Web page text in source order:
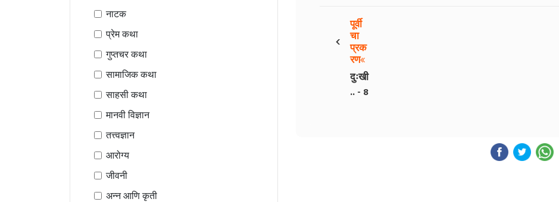
नाटक
प्रेम कथा
गुप्तचर कथा
सामाजिक कथा
साहसी कथा
मानवी विज्ञान
तत्त्वज्ञान
आरोग्य
जीवनी
अन्न आणि कृती
‹
पूर्वी
चा
प्रक
रण
दुःखी
.. - 8